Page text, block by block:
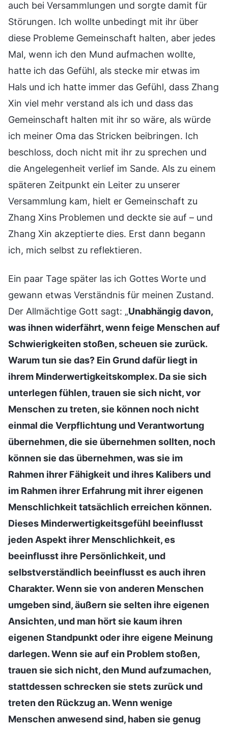
auch bei Versammlungen und sorgte damit für
Störungen. Ich wollte unbedingt mit ihr über
diese Probleme Gemeinschaft halten, aber jedes
Mal, wenn ich den Mund aufmachen wollte,
hatte ich das Gefühl, als stecke mir etwas im
Hals und ich hatte immer das Gefühl, dass Zhang
Xin viel mehr verstand als ich und dass das
Gemeinschaft halten mit ihr so wäre, als würde
ich meiner Oma das Stricken beibringen. Ich
beschloss, doch nicht mit ihr zu sprechen und
die Angelegenheit verlief im Sande. Als zu einem
späteren Zeitpunkt ein Leiter zu unserer
Versammlung kam, hielt er Gemeinschaft zu
Zhang Xins Problemen und deckte sie auf – und
Zhang Xin akzeptierte dies. Erst dann begann
ich, mich selbst zu reflektieren.
Ein paar Tage später las ich Gottes Worte und
gewann etwas Verständnis für meinen Zustand.
Der Allmächtige Gott sagt: „Unabhängig davon,
was ihnen widerfährt, wenn feige Menschen auf
Schwierigkeiten stoßen, scheuen sie zurück.
Warum tun sie das? Ein Grund dafür liegt in
ihrem Minderwertigkeitskomplex. Da sie sich
unterlegen fühlen, trauen sie sich nicht, vor
Menschen zu treten, sie können noch nicht
einmal die Verpflichtung und Verantwortung
übernehmen, die sie übernehmen sollten, noch
können sie das übernehmen, was sie im
Rahmen ihrer Fähigkeit und ihres Kalibers und
im Rahmen ihrer Erfahrung mit ihrer eigenen
Menschlichkeit tatsächlich erreichen können.
Dieses Minderwertigkeitsgefühl beeinflusst
jeden Aspekt ihrer Menschlichkeit, es
beeinflusst ihre Persönlichkeit, und
selbstverständlich beeinflusst es auch ihren
Charakter. Wenn sie von anderen Menschen
umgeben sind, äußern sie selten ihre eigenen
Ansichten, und man hört sie kaum ihren
eigenen Standpunkt oder ihre eigene Meinung
darlegen. Wenn sie auf ein Problem stoßen,
trauen sie sich nicht, den Mund aufzumachen,
stattdessen schrecken sie stets zurück und
treten den Rückzug an. Wenn wenige
Menschen anwesend sind, haben sie genug